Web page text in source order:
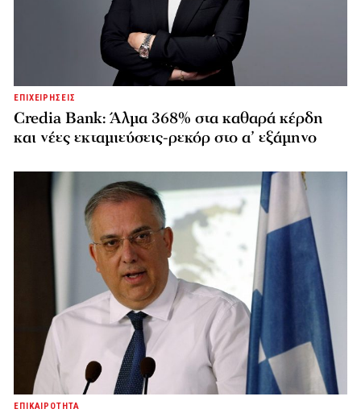
ΕΠΙΧΕΙΡΗΣΕΙΣ
Credia Bank: Άλμα 368% στα καθαρά κέρδη
και νέες εκταμιεύσεις-ρεκόρ στο α’ εξάμηνο
ΕΠΙΚΑΙΡΟΤΗΤΑ